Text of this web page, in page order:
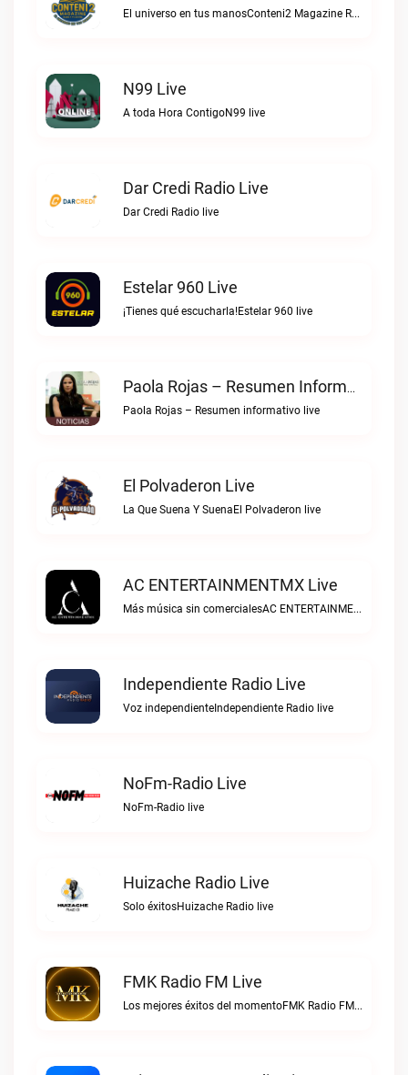
El universo en tus manosConteni2 Magazine Radio y TV Digital live
N99 Live
A toda Hora ContigoN99 live
Dar Credi Radio Live
Dar Credi Radio live
Estelar 960 Live
¡Tienes qué escucharla!Estelar 960 live
Paola Rojas – Resumen Informativo Live
Paola Rojas – Resumen informativo live
El Polvaderon Live
La Que Suena Y SuenaEl Polvaderon live
AC ENTERTAINMENTMX Live
Más música sin comercialesAC ENTERTAINMENTMX live
Independiente Radio Live
Voz independienteIndependiente Radio live
NoFm-Radio Live
NoFm-Radio live
Huizache Radio Live
Solo éxitosHuizache Radio live
FMK Radio FM Live
Los mejores éxitos del momentoFMK Radio FM live